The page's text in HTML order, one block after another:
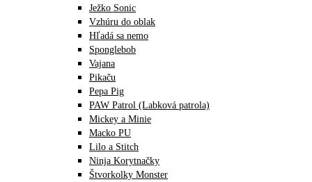
Ježko Sonic
Vzhúru do oblak
Hľadá sa nemo
Sponglebob
Vajana
Pikaču
Pepa Pig
PAW Patrol (Labková patrola)
Mickey a Minie
Macko PU
Lilo a Stitch
Ninja Korytnačky
Štvorkolky Monster